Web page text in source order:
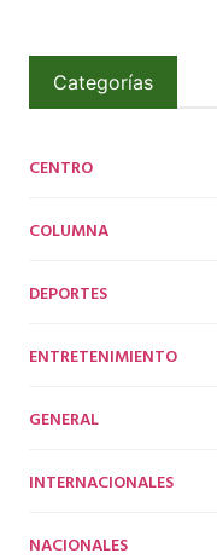
Categorías
CENTRO
COLUMNA
DEPORTES
ENTRETENIMIENTO
GENERAL
INTERNACIONALES
NACIONALES